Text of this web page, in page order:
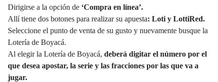
Dirigirse a la opción de ‘Compra en línea’.
Allí tiene dos botones para realizar su apuesta: Loti y LottiRed.
Seleccione el punto de venta de su gusto y nuevamente busque la
Lotería de Boyacá.
Al elegir la Lotería de Boyacá, deberá digitar el número por el
que desea apostar, la serie y las fracciones por las que va a
jugar.